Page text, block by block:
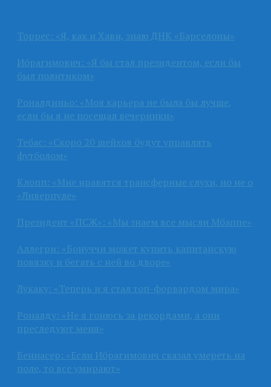
Торрес: «Я, как и Хави, знаю ДНК «Барселоны»
Ибрагимович: «Я бы стал президентом, если бы
был политиком»
Роналдиньо: «Моя карьера не была бы лучше,
если бы я не посещал вечеринки»
Тебас: «Скоро 20 шейхов будут управлять
футболом»
Клопп: «Мне нравятся трансферные слухи, но не о
«Ливерпуле»
Президент «ПСЖ»: «Мы знаем все мысли Мбаппе»
Аллегри: «Бонуччи может купить капитанскую
повязку и бегать с ней во дворе»
Лукаку: «Теперь и я стал топ-форвардом мира»
Роналду: «Не я гонюсь за рекордами, а они
преследуют меня»
Беннасер: «Если Ибрагимович сказал умереть на
поле, то все умирают»